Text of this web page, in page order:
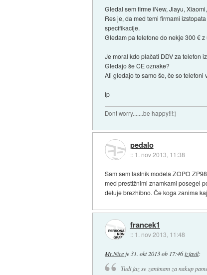
Gledal sem firme iNew, Jiayu,
Res je, da med temi firmami
specifikacije.
Gledam pa telefone do nekje 300 €
Je moral kdo plačati DDV za telefon
Gledajo še CE oznake?
Ali gledajo to samo še, če so telefoni
lp
Dont worry.......be happy!!!:)
pedalo
:: 1. nov 2013, 11:38
Sam sem lastnik modela ZOPO
med prestižnimi znamkami posegel
deluje brezhibno. Če koga zanima
francek1
:: 1. nov 2013, 11:48
Mr.Nice je 31. okt 2013 ob 17:46 izjavil:
Tudi jaz se zanimam za nakup